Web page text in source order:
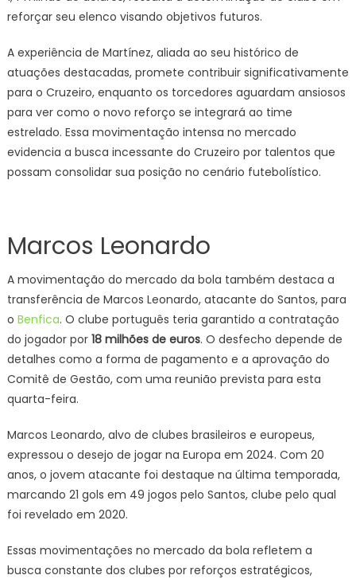
reforçar seu elenco visando objetivos futuros.
A experiência de Martínez, aliada ao seu histórico de
atuações destacadas, promete contribuir significativamente
para o Cruzeiro, enquanto os torcedores aguardam ansiosos
para ver como o novo reforço se integrará ao time
estrelado. Essa movimentação intensa no mercado
evidencia a busca incessante do Cruzeiro por talentos que
possam consolidar sua posição no cenário futebolístico.
Marcos Leonardo
A movimentação do mercado da bola também destaca a
transferência de Marcos Leonardo, atacante do Santos, para
o Benfica. O clube português teria garantido a contratação
do jogador por 18 milhões de euros. O desfecho depende de
detalhes como a forma de pagamento e a aprovação do
Comitê de Gestão, com uma reunião prevista para esta
quarta-feira.
Marcos Leonardo, alvo de clubes brasileiros e europeus,
expressou o desejo de jogar na Europa em 2024. Com 20
anos, o jovem atacante foi destaque na última temporada,
marcando 21 gols em 49 jogos pelo Santos, clube pelo qual
foi revelado em 2020.
Essas movimentações no mercado da bola refletem a
busca constante dos clubes por reforços estratégicos,